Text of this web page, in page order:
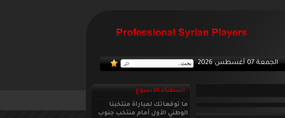
الجمعة 07 أغسطس 2026
استفتاء الاسبوع
ما توقعاتك لمباراة منتخبنا
الوطني الأول أمام منتخب جنوب